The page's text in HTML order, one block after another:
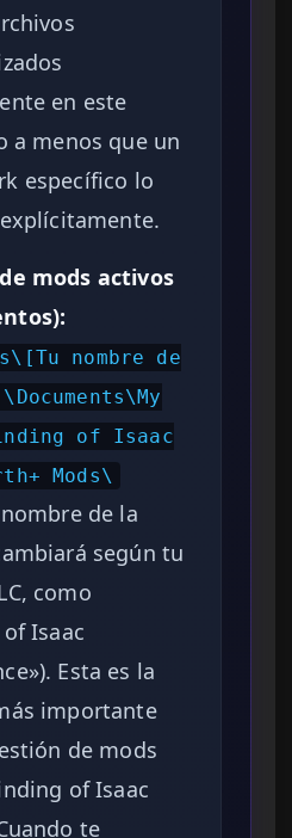
en este
a menos que un
específico lo
mods activos
nombre de
of Isaac
Mods\
de la
según tu
como
Isaac
Esta es la
importante
de mods
of Isaac
te